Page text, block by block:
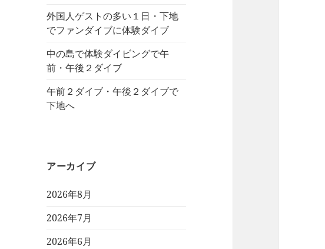
外国人ゲストの多い１日・下地
でファンダイブに体験ダイブ
中の島で体験ダイビングで午
前・午後２ダイブ
午前２ダイブ・午後２ダイブで
下地へ
アーカイブ
2026年8月
2026年7月
2026年6月